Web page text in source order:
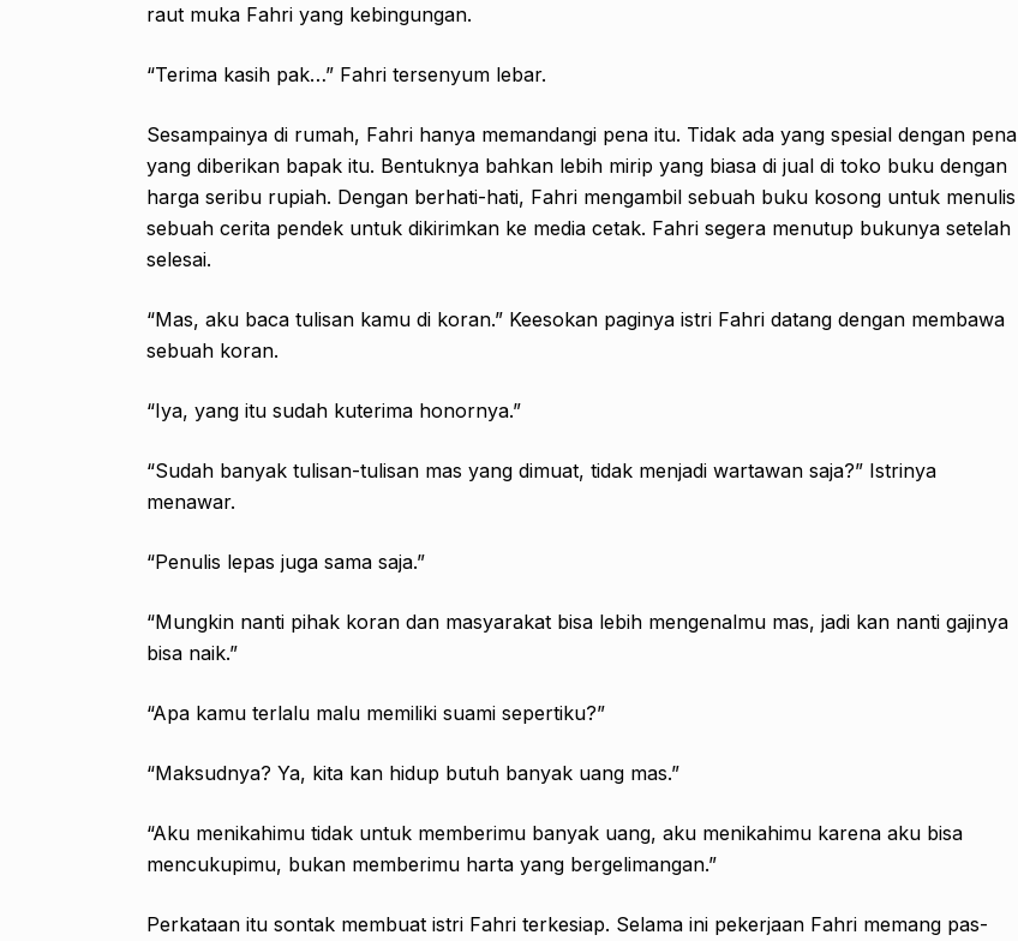
raut muka Fahri yang kebingungan.
“Terima kasih pak…” Fahri tersenyum lebar.
Sesampainya di rumah, Fahri hanya memandangi pena itu. Tidak ada yang spesial dengan pena
yang diberikan bapak itu. Bentuknya bahkan lebih mirip yang biasa di jual di toko buku dengan
harga seribu rupiah. Dengan berhati-hati, Fahri mengambil sebuah buku kosong untuk menulis
sebuah cerita pendek untuk dikirimkan ke media cetak. Fahri segera menutup bukunya setelah
selesai.
“Mas, aku baca tulisan kamu di koran.” Keesokan paginya istri Fahri datang dengan membawa
sebuah koran.
“Iya, yang itu sudah kuterima honornya.”
“Sudah banyak tulisan-tulisan mas yang dimuat, tidak menjadi wartawan saja?” Istrinya
menawar.
“Penulis lepas juga sama saja.”
“Mungkin nanti pihak koran dan masyarakat bisa lebih mengenalmu mas, jadi kan nanti gajinya
bisa naik.”
“Apa kamu terlalu malu memiliki suami sepertiku?”
“Maksudnya? Ya, kita kan hidup butuh banyak uang mas.”
“Aku menikahimu tidak untuk memberimu banyak uang, aku menikahimu karena aku bisa
mencukupimu, bukan memberimu harta yang bergelimangan.”
Perkataan itu sontak membuat istri Fahri terkesiap. Selama ini pekerjaan Fahri memang pas-